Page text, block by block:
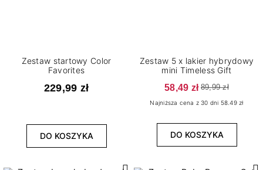
Zestaw startowy Color
Favorites
229,99 zł
DO KOSZYKA
Zestaw 5 x lakier hybrydowy
mini Timeless Gift
58,49 zł 89,99 zł
Najniższa cena z 30 dni 58.49 zł
DO KOSZYKA